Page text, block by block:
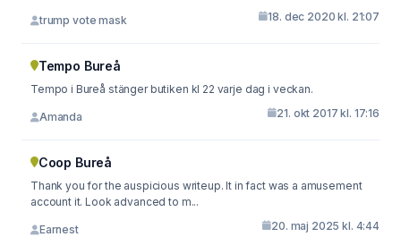
trump vote mask 18. dec 2020 kl. 21:07
Tempo Bureå
Tempo i Bureå stänger butiken kl 22 varje dag i veckan.
Amanda 21. okt 2017 kl. 17:16
Coop Bureå
Thank you for the auspicious writeup. It in fact was a amusement
account it. Look advanced to m...
Earnest 20. maj 2025 kl. 4:44